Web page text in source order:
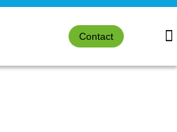
Contact